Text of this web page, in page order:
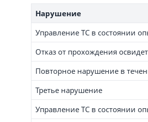
Нарушение
Управление ТС в состоянии
Отказ от прохождения
Повторное нарушение в
Третье нарушение
Управление ТС в состоянии